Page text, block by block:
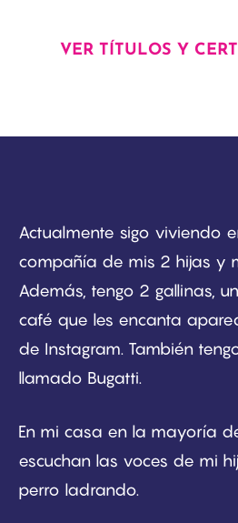
VER TÍTULOS Y
Actualmente sigo viviendo
compañía de mis 2 hijas y
Además, tengo 2 gallinas,
café que les encanta
de Instagram. También
llamado Bugatti.
En mi casa en la mayoría
escuchan las voces de mi
perro ladrando.